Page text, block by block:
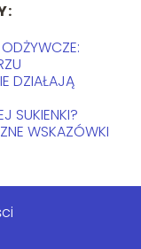
DZIAŁAJĄ
SUKIENKI?
WSKAZÓWKI